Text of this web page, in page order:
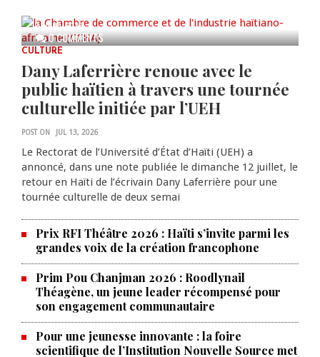
0 COMMENTS
AUG 05, 2026
CULTURE
Dany Laferrière renoue avec le
public haïtien à travers une tournée
culturelle initiée par l’UEH
POST ON JUL 13, 2026
Le Rectorat de l’Université d’État d’Haïti (UEH) a
annoncé, dans une note publiée le dimanche 12 juillet, le
retour en Haïti de l’écrivain Dany Laferrière pour une
tournée culturelle de deux semai
Prix RFI Théâtre 2026 : Haïti s’invite parmi les
grandes voix de la création francophone
Prim Pou Chanjman 2026 : Roodlynail
Théagène, un jeune leader récompensé pour
son engagement communautaire
Pour une jeunesse innovante : la foire
scientifique de l’Institution Nouvelle Source met